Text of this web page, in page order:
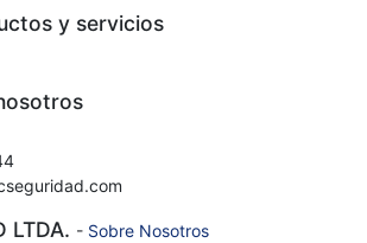
y servicios
LTDA. - Sobre Nosotros